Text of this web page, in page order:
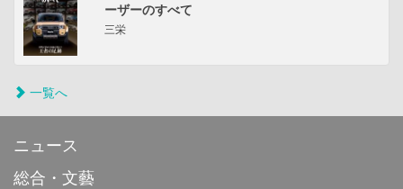
ーザーのすべて
三栄
一覧へ
ニュース
総合・文藝